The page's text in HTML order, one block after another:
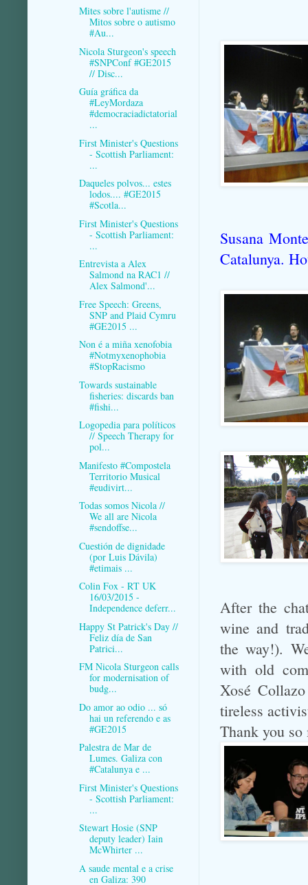
Susana
Catalunya.
After the
wine and
the way!).
with old
Xosé
tireless
Thank you
Mites sobre l'autisme //
Mitos sobre o autismo
#Au...
Nicola Sturgeon's speech
#SNPConf #GE2015
// Disc...
Guía gráfica da
#LeyMordaza
#democraciadictatorial
...
First Minister's Questions
- Scottish Parliament:
...
Daqueles polvos... estes
lodos.... #GE2015
#Scotla...
First Minister's Questions
- Scottish Parliament:
...
Entrevista a Alex
Salmond na RAC1 //
Alex Salmond'...
Free Speech: Greens,
SNP and Plaid Cymru
#GE2015 ...
Non é a miña xenofobia
#Notmyxenophobia
#StopRacismo
Towards sustainable
fisheries: discards ban
#fishi...
Logopedia para políticos
// Speech Therapy for
pol...
Manifesto #Compostela
Territorio Musical
#eudivirt...
Todas somos Nicola //
We all are Nicola
#sendoffse...
Cuestión de dignidade
(por Luis Dávila)
#etimais ...
Colin Fox - RT UK
16/03/2015 -
Independence deferr...
Happy St Patrick's Day //
Feliz día de San
Patrici...
FM Nicola Sturgeon calls
for modernisation of
budg...
Do amor ao odio ... só
hai un referendo e as
#GE2015
Palestra de Mar de
Lumes. Galiza con
#Catalunya e ...
First Minister's Questions
- Scottish Parliament:
...
Stewart Hosie (SNP
deputy leader) Iain
McWhirter ...
A saude mental e a crise
en Galiza: 390